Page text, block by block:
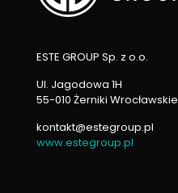
ESTE GROUP Sp. z o.o.
Ul. Jagodowa 1H
55-010 Żerniki Wrocławskie
kontakt@estegroup.pl
www.estegroup.pl